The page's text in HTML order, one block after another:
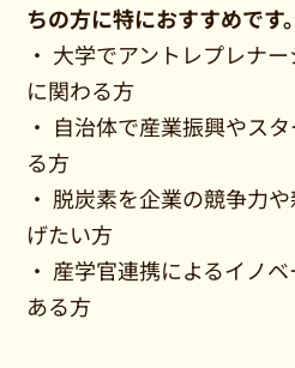
ちの方に特におすすめです。
・ 大学でアントレプレナ
に関わる方
・ 自治体で産業振興やス
る方
・ 脱炭素を企業の競争力
げたい方
・ 産学官連携によるイノ
ある方